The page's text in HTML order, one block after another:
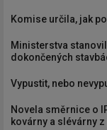
Komise určila, jak
Ministerstva
dokončených
Vypustit, nebo
Novela směrnice o
kovárny a slévárny